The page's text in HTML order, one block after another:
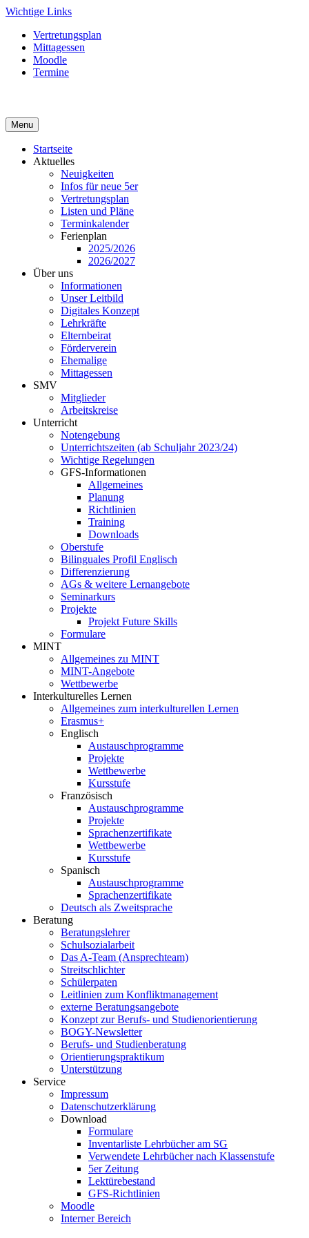
Skip
content
Wichtige Links
Vertretungsplan
Mittagessen
Moodle
Termine
Menu
Startseite
Aktuelles
Neuigkeiten
Infos für neue 5er
Vertretungsplan
Listen und Pläne
Terminkalender
Ferienplan
2025/2026
2026/2027
Über uns
Informationen
Unser Leitbild
Digitales Konzept
Lehrkräfte
Elternbeirat
Förderverein
Ehemalige
Mittagessen
SMV
Mitglieder
Arbeitskreise
Unterricht
Notengebung
Unterrichtszeiten (ab Schuljahr 2023/24)
Wichtige Regelungen
GFS-Informationen
Allgemeines
Planung
Richtlinien
Training
Downloads
Oberstufe
Bilinguales Profil Englisch
Differenzierung
AGs & weitere Lernangebote
Seminarkurs
Projekte
Projekt Future Skills
Formulare
MINT
Allgemeines zu MINT
MINT-Angebote
Wettbewerbe
Interkulturelles Lernen
Allgemeines zum interkulturellen Lernen
Erasmus+
Englisch
Austauschprogramme
Projekte
Wettbewerbe
Kursstufe
Französisch
Austauschprogramme
Projekte
Sprachenzertifikate
Wettbewerbe
Kursstufe
Spanisch
Austauschprogramme
Sprachenzertifikate
Deutsch als Zweitsprache
Beratung
Beratungslehrer
Schulsozialarbeit
Das A-Team (Ansprechteam)
Streitschlichter
Schülerpaten
Leitlinien zum Konfliktmanagement
externe Beratungsangebote
Konzept zur Berufs- und Studienorientierung
BOGY-Newsletter
Berufs- und Studienberatung
Orientierungspraktikum
Unterstützung
Service
Impressum
Datenschutzerklärung
Download
Formulare
Inventarliste Lehrbücher am SG
Verwendete Lehrbücher nach Klassenstufe
5er Zeitung
Lektürebestand
GFS-Richtlinien
Moodle
Interner Bereich